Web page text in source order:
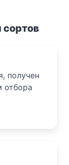
получен
отбора